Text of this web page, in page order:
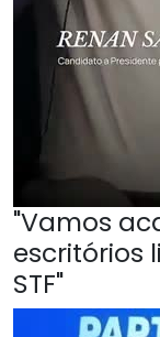
"Vamos
escritórios
STF"